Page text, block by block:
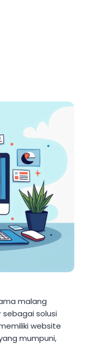
malang
sebagai solusi
website
mumpuni,